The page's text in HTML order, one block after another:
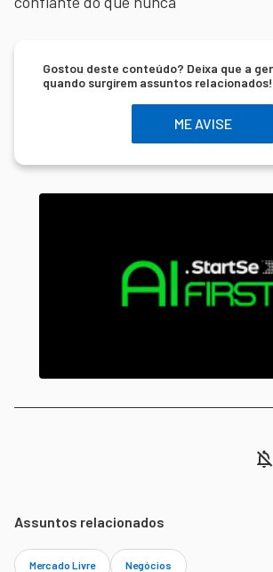
Gostou deste conteúdo? Deixa que a
quando surgirem assuntos relacionados!
ME AVISE
Assuntos relacionados
Mercado Livre Negócios